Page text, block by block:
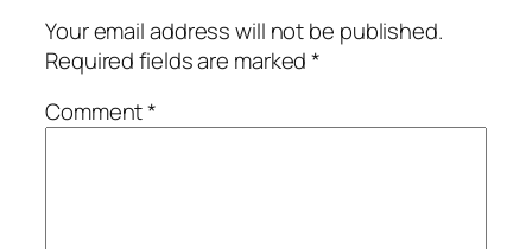
Your email address will not be published.
Required fields are marked*
Comment*